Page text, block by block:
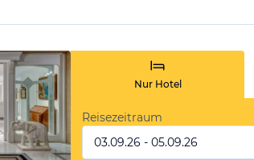
Nur Hotel
Reisezeitraum
03.09.26 - 05.09.26